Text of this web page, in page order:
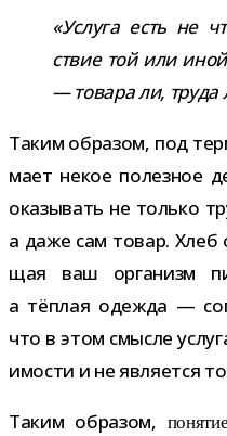
«Услуга есть не
ствие той или
— товара ли, труда
Таким обра­зом, под
мает некое полез­ное
ока­зы­вать не только
а даже сам товар. Хлеб
щая ваш орга­низм
а тёп­лая одежда —
что в этом смысле
и­мо­сти и не явля­ется
Таким обра­зом,